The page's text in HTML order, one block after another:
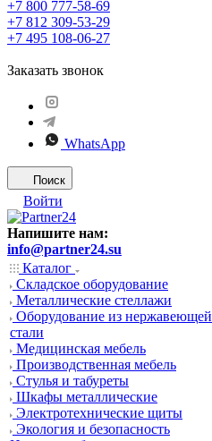
+7 800 777-58-69
+7 812 309-53-29
+7 495 108-06-27
Заказать звонок
WhatsApp
Поиск
Войти
Напишите нам:
info@partner24.su
Каталог
Складское оборудование
Металлические стеллажи
Оборудование из нержавеющей
стали
Медицинская мебель
Производственная мебель
Стулья и табуреты
Шкафы металлические
Электротехнические щиты
Экология и безопасность